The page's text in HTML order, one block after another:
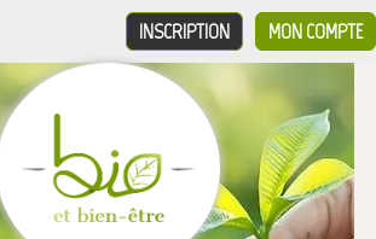
MON COMPTE
INSCRIPTION